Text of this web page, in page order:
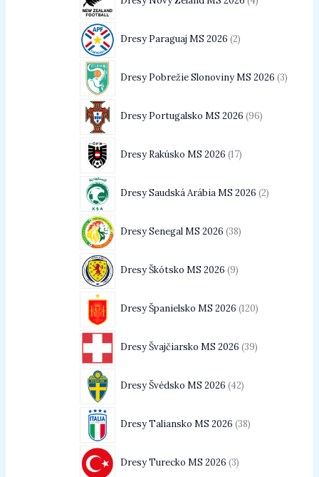
Dresy Paraguaj MS 2026 2
Dresy Pobrežie Slonoviny MS 2026 3
Dresy Portugalsko MS 2026 96
Dresy Rakúsko MS 2026 17
Dresy Saudská Arábia MS 2026 2
Dresy Senegal MS 2026 38
Dresy Škótsko MS 2026 9
Dresy Španielsko MS 2026 120
Dresy Švajčiarsko MS 2026 39
Dresy Švédsko MS 2026 42
Dresy Taliansko MS 2026 38
Dresy Turecko MS 2026 3